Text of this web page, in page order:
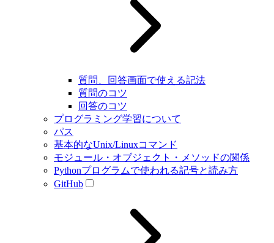
質問、回答画面で使える記法
質問のコツ
回答のコツ
プログラミング学習について
パス
基本的なUnix/Linuxコマンド
モジュール・オブジェクト・メソッドの関係
Pythonプログラムで使われる記号と読み方
GitHub